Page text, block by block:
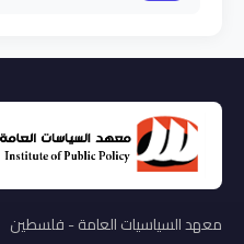
معهد السياسيات العامة - فلسطين